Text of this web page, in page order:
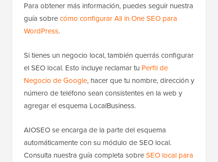
Para obtener más información, puedes seguir nuestra
guía sobrecómo configurar All in One SEO para
WordPress.
Si tienes un negocio local, también querrás configurar
el SEO local. Esto incluye reclamar tu Perfil de
Negocio de Google, hacer que tu nombre, dirección y
número de teléfono sean consistentes en la web y
agregar el esquema LocalBusiness.
AIOSEO se encarga de la parte del esquema
automáticamente con su módulo de SEO local.
Consulta nuestra guía completa sobreSEO local para